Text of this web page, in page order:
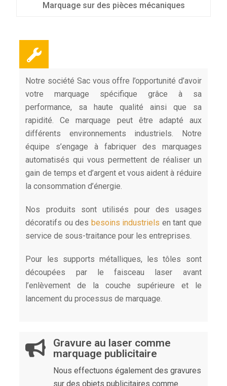
Notre société Sac vous offre l’opportunité d’avoir
votre marquage spécifique grâce à sa
performance, sa haute qualité ainsi que sa
rapidité. Ce marquage peut être adapté aux
différents environnements industriels. Notre
équipe s’engage à fabriquer des marquages
automatisés qui vous permettent de réaliser un
gain de temps et d’argent et vous aident à réduire
la consommation d’énergie.
Nos produits sont utilisés pour des usages
décoratifs ou des besoins industriels en tant que
service de sous-traitance pour les entreprises.
Pour les supports métalliques, les tôles sont
découpées par le faisceau laser avant
l’enlèvement de la couche supérieure et le
lancement du processus de marquage.
Gravure au laser comme
marquage publicitaire
Nous effectuons également des gravures
sur des objets publicitaires comme
Marquage sur des pièces mécaniques